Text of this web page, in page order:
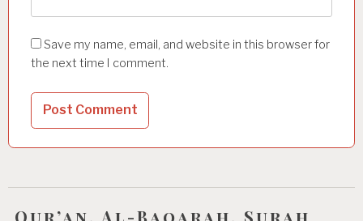
Save my name, email, and website in this browser for
the next time I comment.
Qur’an, Al-Baqarah, Surah